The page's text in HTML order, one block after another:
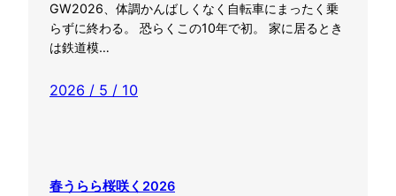
GW2026、体調かんばしくなく自転車にまったく乗
らずに終わる。 恐らくこの10年で初。 家に居るとき
は鉄道模…
2026 / 5 / 10
春うらら桜咲く2026